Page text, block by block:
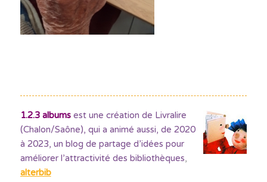
1.2.3 albumsest une création de Livralire
(Chalon/Saône), qui a animé aussi, de 2020
à 2023, un blog de partage d’idées pour
améliorer l’attractivité des bibliothèques,
alterbib